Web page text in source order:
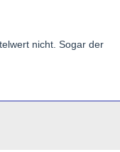
nicht. Sogar der